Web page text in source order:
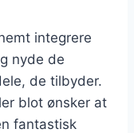
integrere
nyde de
de tilbyder.
blot ønsker at
fantastisk